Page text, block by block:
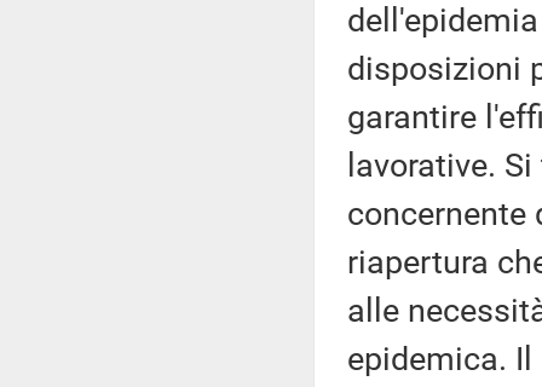
disposizioni
garantire
lavorative.
concernente
riapertura
alle
epidemica. Il